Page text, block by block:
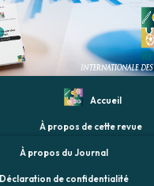
Accueil
À propos de cette revue
À propos du Journal
Déclaration de confidentialité